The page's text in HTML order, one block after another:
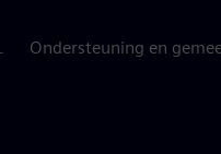
Ondersteuning en